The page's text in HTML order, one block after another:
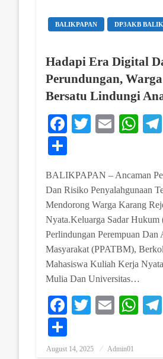
BALIKPAPAN DP3AKB
Hadapi Era Digital
Perundungan,
Bersatu Lindungi
Facebook
Twitter
Email
BALIKPAPAN – Ancaman
Dan Risiko Penyalahgunaan
Mendorong Warga Karang
Nyata.Keluarga Sadar Hukum
Perlindungan Perempuan Dan
Masyarakat (PPATBM),
Mahasiswa Kuliah Kerja
Mulia Dan Universitas…
Facebook
Twitter
Email
Posted On
August 14, 2025 Admin01